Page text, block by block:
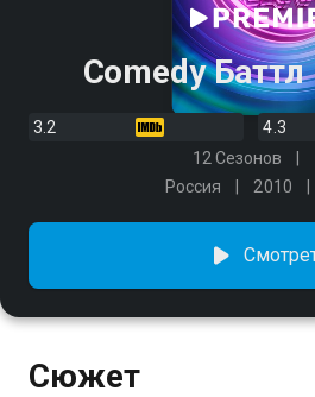
Comedy Баттл
3.2
4.3
12 Сезонов
Россия
2010
Сюжет